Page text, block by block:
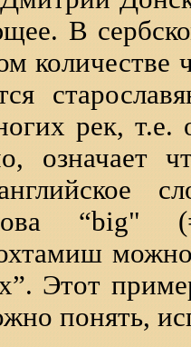
В
количестве
рек, т.е.
означает
можно
Этот
понять,